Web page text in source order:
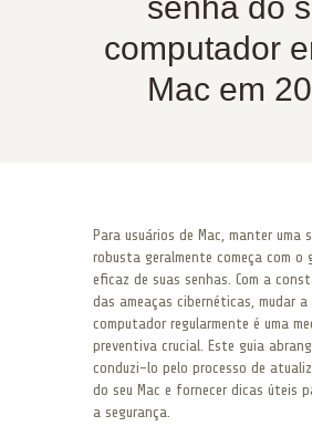
senha do
computador
Mac em
PORTUGUÊS
Para usuários de Mac, manter uma
robusta geralmente começa com o
eficaz de suas senhas. Com a
das ameaças cibernéticas, mudar a
computador regularmente é uma
preventiva crucial. Este guia
conduzi-lo pelo processo de
do seu Mac e fornecer dicas úteis
a segurança.